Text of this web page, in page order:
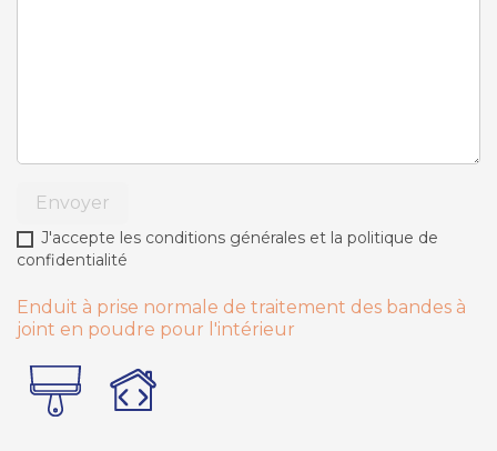
Envoyer
J'accepte les conditions générales et la politique de
confidentialité
Enduit à prise normale de traitement des bandes à
joint en poudre pour l'intérieur